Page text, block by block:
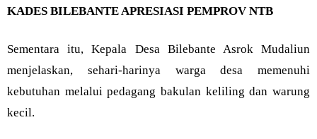
KADES BILEBANTE APRESIASI PEMPROV NTB
Sementara itu, Kepala Desa Bilebante Asrok Mudaliun
menjelaskan, sehari-harinya warga desa memenuhi
kebutuhan melalui pedagang bakulan keliling dan warung
kecil.